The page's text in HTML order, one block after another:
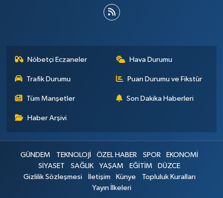
Nöbetçi Eczaneler Hava Durumu
Trafik Durumu Puan Durumu ve Fikstür
Tüm Manşetler Son Dakika Haberleri
Haber Arşivi
GÜNDEM TEKNOLOJİ ÖZEL HABER SPOR
EKONOMİ
SİYASET
SAĞLIK YAŞAM EĞİTİM
DÜZCE
Gizlilik Sözleşmesi
İletişim Künye
Topluluk Kuralları
Yayın İlkeleri